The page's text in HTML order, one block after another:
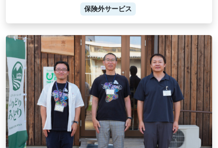
保険外サービス